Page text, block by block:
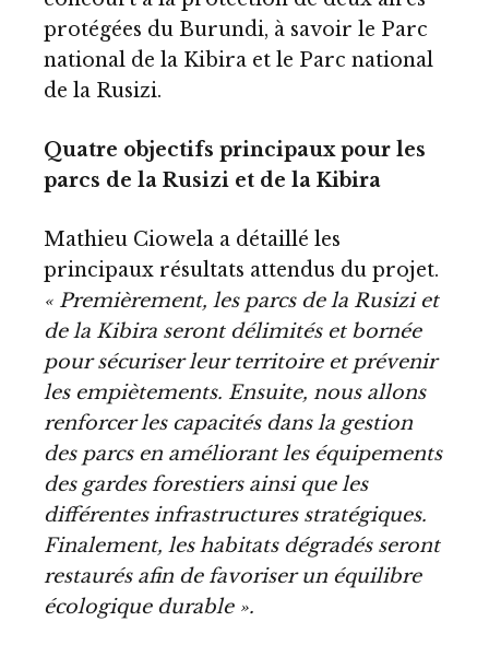
protégées du Burundi, à savoir le Parc
national de la Kibira et le Parc national
de la Rusizi.
Quatre objectifs principaux pour les
parcs de la Rusizi et de la Kibira
Mathieu Ciowela a détaillé les
principaux résultats attendus du projet.
« Premièrement, les parcs de la Rusizi et
de la Kibira seront délimités et bornée
pour sécuriser leur territoire et prévenir
les empiètements. Ensuite, nous allons
renforcer les capacités dans la gestion
des parcs en améliorant les équipements
des gardes forestiers ainsi que les
différentes infrastructures stratégiques.
Finalement, les habitats dégradés seront
restaurés afin de favoriser un équilibre
écologique durable ».